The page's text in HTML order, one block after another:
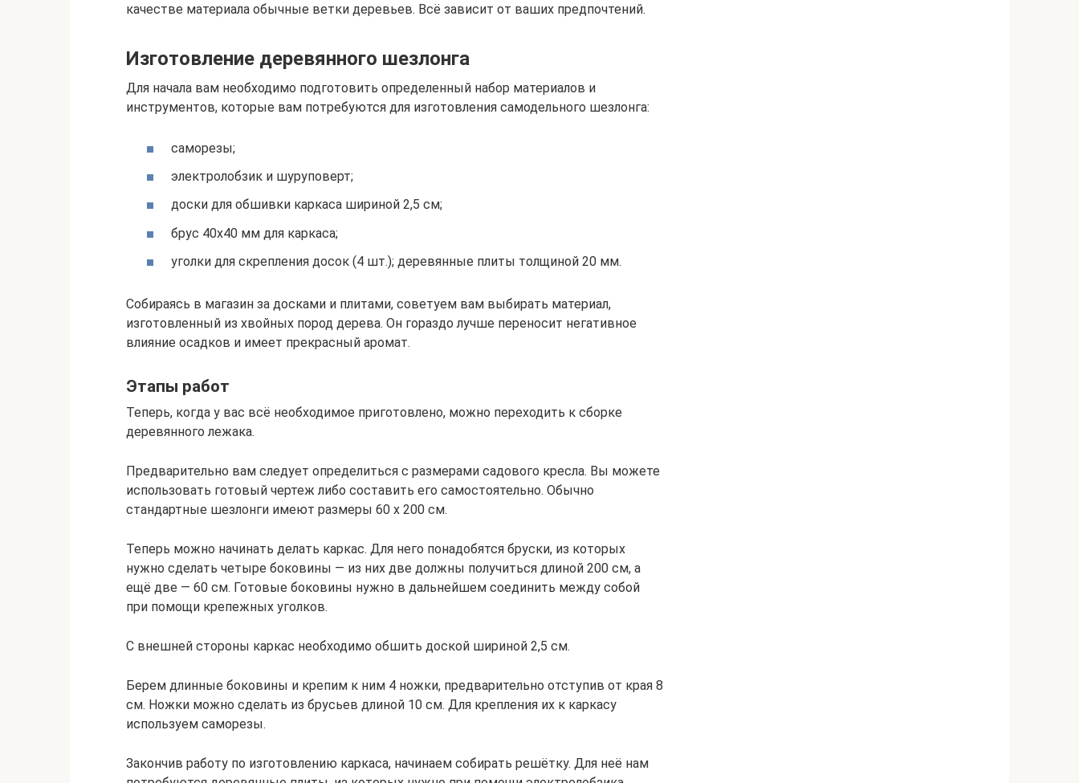
качестве материала обычные ветки деревьев. Всё зависит от ваших предпочтений.
Изготовление деревянного шезлонга
Для начала вам необходимо подготовить определенный набор материалов и
инструментов, которые вам потребуются для изготовления самодельного шезлонга:
саморезы;
электролобзик и шуруповерт;
доски для обшивки каркаса шириной 2,5 см;
брус 40х40 мм для каркаса;
уголки для скрепления досок (4 шт.); деревянные плиты толщиной 20 мм.
Собираясь в магазин за досками и плитами, советуем вам выбирать материал,
изготовленный из хвойных пород дерева. Он гораздо лучше переносит негативное
влияние осадков и имеет прекрасный аромат.
Этапы работ
Теперь, когда у вас всё необходимое приготовлено, можно переходить к сборке
деревянного лежака.
Предварительно вам следует определиться с размерами садового кресла. Вы можете
использовать готовый чертеж либо составить его самостоятельно. Обычно
стандартные шезлонги имеют размеры 60 х 200 см.
Теперь можно начинать делать каркас. Для него понадобятся бруски, из которых
нужно сделать четыре боковины — из них две должны получиться длиной 200 см, а
ещё две — 60 см. Готовые боковины нужно в дальнейшем соединить между собой
при помощи крепежных уголков.
С внешней стороны каркас необходимо обшить доской шириной 2,5 см.
Берем длинные боковины и крепим к ним 4 ножки, предварительно отступив от края 8
см. Ножки можно сделать из брусьев длиной 10 см. Для крепления их к каркасу
используем саморезы.
Закончив работу по изготовлению каркаса, начинаем собирать решётку. Для неё нам